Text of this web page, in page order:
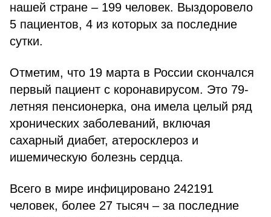
нашей стране – 199 человек. Выздоровело
5 пациентов, 4 из которых за последние
сутки.
Отметим, что 19 марта в России скончался
первый пациент с коронавирусом. Это 79-
летняя пенсионерка, она имела целый ряд
хронических заболеваний, включая
сахарный диабет, атеросклероз и
ишемическую болезнь сердца.
Всего в мире инфицировано 242191
человек, более 27 тысяч – за последние